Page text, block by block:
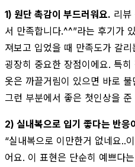
1) 원단 촉감이 부드러워요. 리뷰
서 만족합니다.^^”라는 후기가
져보고 입었을 때 만족도가 갈
굉장히 중요한 장점이에요. 특
옷은 까끌거림이 있으면 바로
그런 부분에서 좋은 첫인상을
2) 실내복으로 입기 좋다는 반응
“실내복으로 이만한거 없네요..
어요. 이 표현은 단순히 예쁘다